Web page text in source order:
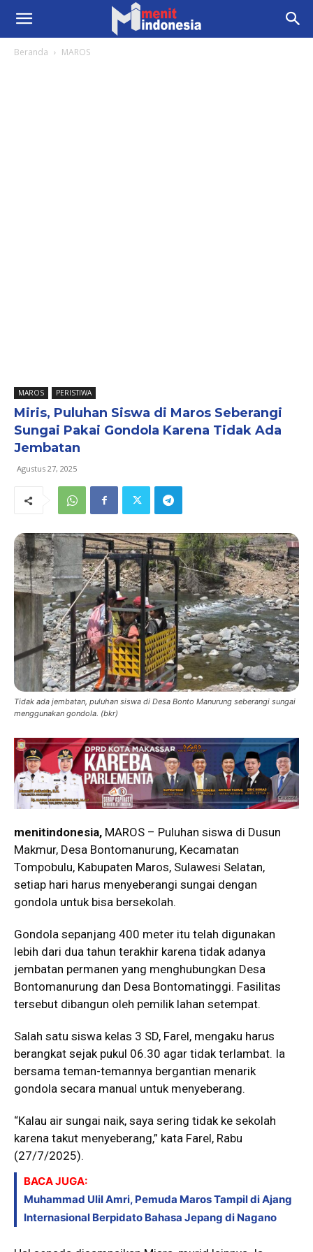
Beranda MAROS
MAROS PERISTIWA
Miris, Puluhan Siswa di Maros Seberangi
Sungai Pakai Gondola Karena Tidak Ada
Jembatan
Agustus 27, 2025
Tidak ada jembatan, puluhan siswa di Desa Bonto Manurung seberangi sungai
menggunakan gondola. (bkr)
menitindonesia, MAROS – Puluhan siswa di Dusun
Makmur, Desa Bontomanurung, Kecamatan
Tompobulu, Kabupaten Maros, Sulawesi Selatan,
setiap hari harus menyeberangi sungai dengan
gondola untuk bisa bersekolah.
Gondola sepanjang 400 meter itu telah digunakan
lebih dari dua tahun terakhir karena tidak adanya
jembatan permanen yang menghubungkan Desa
Bontomanurung dan Desa Bontomatinggi. Fasilitas
tersebut dibangun oleh pemilik lahan setempat.
Salah satu siswa kelas 3 SD, Farel, mengaku harus
berangkat sejak pukul 06.30 agar tidak terlambat. Ia
bersama teman-temannya bergantian menarik
gondola secara manual untuk menyeberang.
“Kalau air sungai naik, saya sering tidak ke sekolah
karena takut menyeberang,” kata Farel, Rabu
(27/7/2025).
BACA JUGA:
Muhammad Ulil Amri, Pemuda Maros Tampil di Ajang
Internasional Berpidato Bahasa Jepang di Nagano